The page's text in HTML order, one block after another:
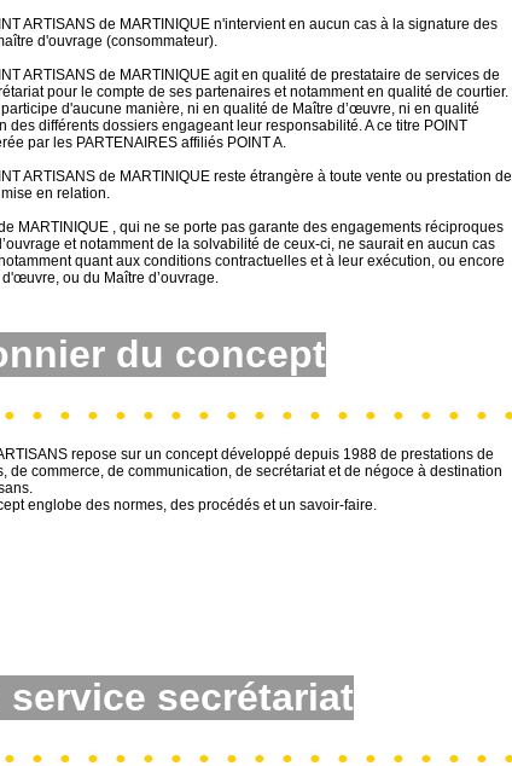
ARTISANS de MARTINIQUE n'intervient en aucun cas à la signature des
d'ouvrage (consommateur).
ARTISANS de MARTINIQUE agit en qualité de prestataire de services de
pour le compte de ses partenaires et notamment en qualité de courtier.
d'aucune manière, ni en qualité de Maître d’œuvre, ni en qualité
des différents dossiers engageant leur responsabilité. A ce titre POINT
par les PARTENAIRES affiliés POINT A.
ARTISANS de MARTINIQUE reste étrangère à toute vente ou prestation de
en relation.
MARTINIQUE , qui ne se porte pas garante des engagements réciproques
et notamment de la solvabilité de ceux-ci, ne saurait en aucun cas
quant aux conditions contractuelles et à leur exécution, ou encore
ou du Maître d’ouvrage.
du concept
repose sur un concept développé depuis 1988 de prestations de
de commerce, de communication, de secrétariat et de négoce à destination
englobe des normes, des procédés et un savoir-faire.
service secrétariat